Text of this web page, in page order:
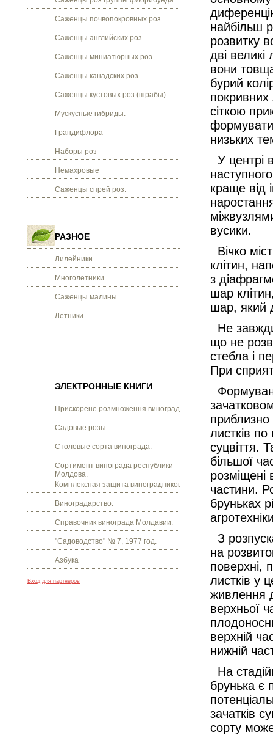
Саженцы почвопокровных роз
Саженцы английских роз
Саженцы миниатюрных роз
Саженцы канадских роз
Саженцы кустовых роз (шрабы)
Мускусные гибриды.
Грандифлора
Наборы роз
Немахровые
Саженцы спрей роз.
РАЗНОЕ
Лилейники.
Многолетники
Саженцы малины.
Летники
ЭЛЕКТРОННЫЕ КНИГИ
Прискорене розмноження винограду.
Садовые розы.
Столовые сорта винограда.
Сортимент винограда республики
Молдова.
Комплексная защита виноградников.
Виноградарство.
Справочник винограда Молдавии.
"Садоводство" № 7, 1977 год.
Азбука
Вход для партнеров
найбільш
розвитку
дві
вони
бурий
покривних
сіткою
низьких
У центрі
краще від
вусики.
Вічко
клітин,
з
шар
шар, який
Не
що не
стебла і
При
приблизно
листків
суцвіття.
більшої
розміщені
частини.
бруньках
З
на
поверхні,
листків у
живлення
верхньої
верхній
нижній
На
брунька є
зачатків
сорту